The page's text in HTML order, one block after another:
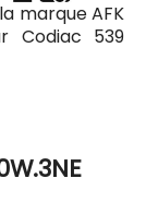
marque AFK
Codiac 539